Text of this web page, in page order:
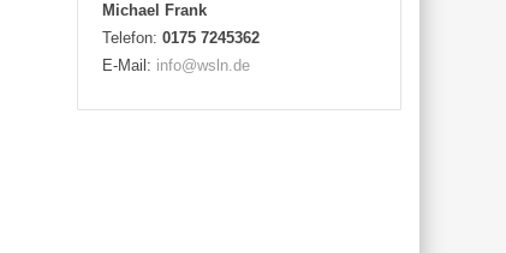
Michael Frank
Telefon: 0175 7245362
E-Mail: info@wsln.de